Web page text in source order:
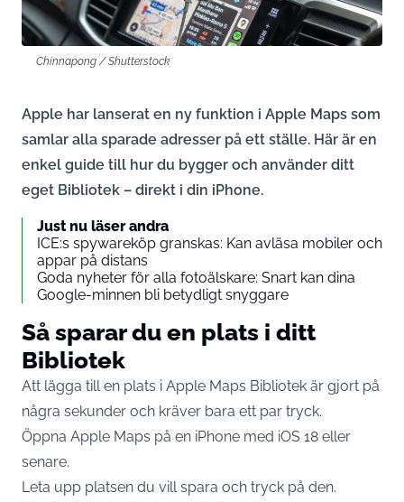
Chinnapong / Shutterstock
Apple har lanserat en ny funktion i Apple Maps som
samlar alla sparade adresser på ett ställe. Här är en
enkel guide till hur du bygger och använder ditt
eget Bibliotek – direkt i din iPhone.
Just nu läser andra
ICE:s spywareköp granskas: Kan avläsa mobiler och
appar på distans
Goda nyheter för alla fotoälskare: Snart kan dina
Google-minnen bli betydligt snyggare
Så sparar du en plats i ditt
Bibliotek
Att lägga till en plats i Apple Maps Bibliotek är gjort på
några sekunder och kräver bara ett par tryck.
Öppna Apple Maps på en iPhone med iOS 18 eller
senare.
Leta upp platsen du vill spara och tryck på den.